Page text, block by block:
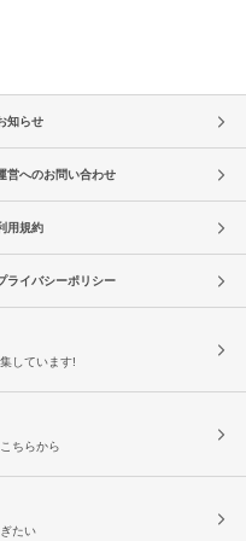
知らせ
営へのお問い合わせ
用規約
ライバシーポリシー
しています!
ちらから
たい